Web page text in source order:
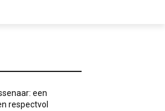
een
respectvol